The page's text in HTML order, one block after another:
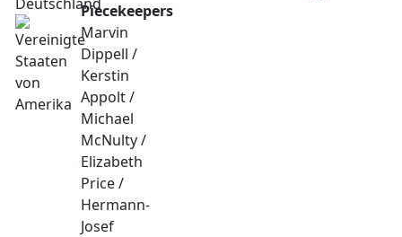
Piecekeepers
Marvin
Dippell /
Kerstin
Appolt /
Michael
McNulty /
Elizabeth
Price /
Hermann-
Josef